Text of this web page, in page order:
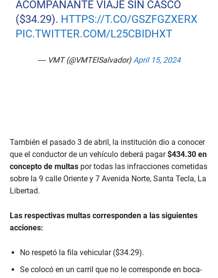
ACOMPAÑANTE VIAJE SIN CASCO
($34.29). HTTPS://T.CO/GSZFGZXERX
PIC.TWITTER.COM/L25CBIDHXT
— VMT (@VMTElSalvador) April 15, 2024
También el pasado 3 de abril, la institución dio a conocer
que el conductor de un vehículo deberá pagar$434.30 en
concepto de multas por todas las infracciones cometidas
sobre la 9 calle Oriente y 7 Avenida Norte, Santa Tecla, La
Libertad.
Las respectivas multas corresponden a las siguientes
acciones:
No respetó la fila vehicular ($34.29).
Se colocó en un carril que no le corresponde en boca-